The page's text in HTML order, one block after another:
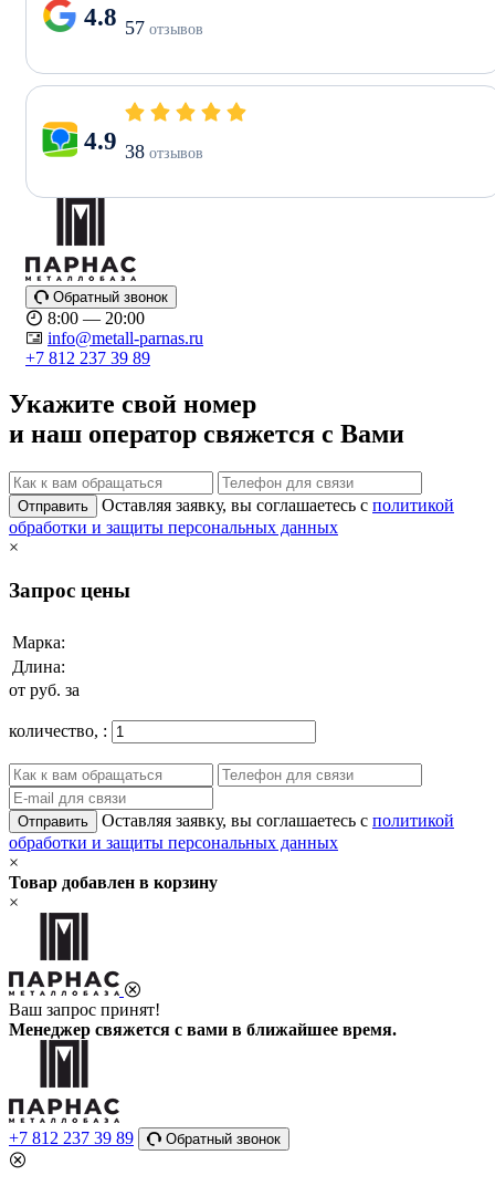
4.8 57 отзывов
4.9 38 отзывов
Обратный звонок
8:00 — 20:00
info@metall-parnas.ru
+7 812 237 39 89
Укажите свой номер
и наш оператор свяжется с Вами
Отправить Оставляя заявку, вы соглашаетесь с политикой
обработки и защиты персональных данных
×
Запрос цены
Марка:
Длина:
от руб. за
количество, :
Отправить Оставляя заявку, вы соглашаетесь с политикой
обработки и защиты персональных данных
×
Товар добавлен в корзину
×
Ваш запрос принят!
Менеджер свяжется с вами в ближайшее время.
+7 812 237 39 89 Обратный звонок